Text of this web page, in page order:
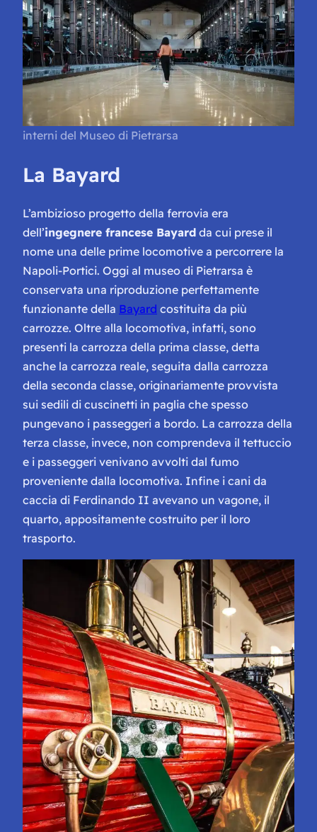
interni del Museo di Pietrarsa
La Bayard
L’ambizioso progetto della ferrovia era
dell’ingegnere francese Bayard da cui prese il
nome una delle prime locomotive a percorrere la
Napoli-Portici. Oggi al museo di Pietrarsa è
conservata una riproduzione perfettamente
funzionante della Bayard costituita da più
carrozze. Oltre alla locomotiva, infatti, sono
presenti la carrozza della prima classe, detta
anche la carrozza reale, seguita dalla carrozza
della seconda classe, originariamente provvista
sui sedili di cuscinetti in paglia che spesso
pungevano i passeggeri a bordo. La carrozza della
terza classe, invece, non comprendeva il tettuccio
e i passeggeri venivano avvolti dal fumo
proveniente dalla locomotiva. Infine i cani da
caccia di Ferdinando II avevano un vagone, il
quarto, appositamente costruito per il loro
trasporto.